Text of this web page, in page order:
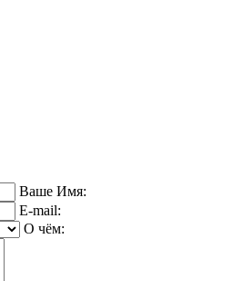
Ваше Имя:
E-mail:
О чём: